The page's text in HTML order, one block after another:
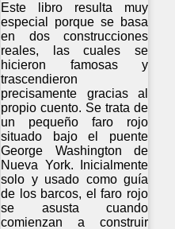
Este libro resulta muy
especial porque se basa
en dos construcciones
reales, las cuales se
hicieron famosas y
trascendieron
precisamente gracias al
propio cuento. Se trata de
un pequeño faro rojo
situado bajo el puente
George Washington de
Nueva York. Inicialmente
solo y usado como guía
de los barcos, el faro rojo
se asusta cuando
comienzan a construir